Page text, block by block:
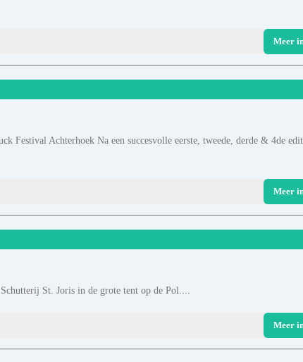
Meer
Festival Achterhoek Na een succesvolle eerste, tweede, derde & 4de
Meer
St. Joris in de grote tent op de Pol....
Meer